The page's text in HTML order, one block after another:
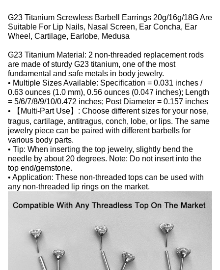
G23 Titanium Screwless Barbell Earrings 20g/16g/18G Are
Suitable For Lip Nails, Nasal Screen, Ear Concha, Ear
Wheel, Cartilage, Earlobe, Medusa
G23 Titanium Material: 2 non-threaded replacement rods
are made of sturdy G23 titanium, one of the most
fundamental and safe metals in body jewelry.
• Multiple Sizes Available: Specification = 0.031 inches /
0.63 ounces (1.0 mm), 0.56 ounces (0.047 inches); Length
= 5/6/7/8/9/10/0.472 inches; Post Diameter = 0.157 inches
• 【Multi-Part Use】: Choose different sizes for your nose,
tragus, cartilage, antitragus, conch, lobe, or lips. The same
jewelry piece can be paired with different barbells for
various body parts.
• Tip: When inserting the top jewelry, slightly bend the
needle by about 20 degrees. Note: Do not insert into the
top end/gemstone.
• Application: These non-threaded tops can be used with
any non-threaded lip rings on the market.